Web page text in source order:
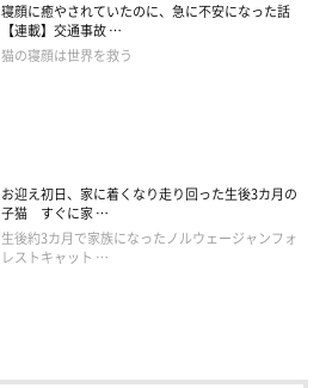
寝顔に癒やされていたのに、急に不安になった話
【連載】交通事故 …
猫の寝顔は世界を救う
お迎え初日、家に着くなり走り回った生後3カ月の
子猫 すぐに家 …
生後約3カ月で家族になったノルウェージャンフォ
レストキャット …